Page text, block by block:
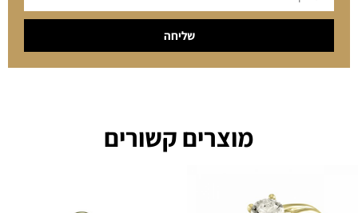
שליחה
מוצרים קשורים